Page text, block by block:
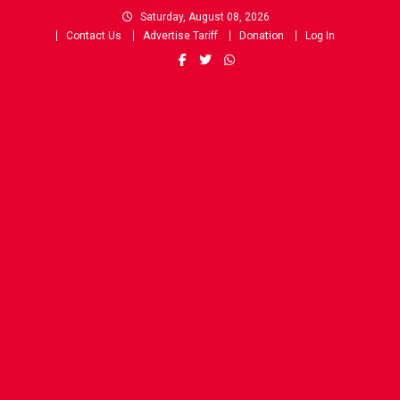
Saturday, August 08, 2026
Contact Us
Advertise Tariff Donation Log In